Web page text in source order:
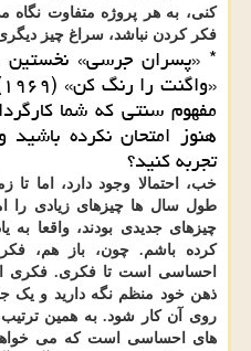
کنی، به هر پروژه متفاوت نگاه
فکر کردن نباشد، سراغ چیز
* «پسران جرسی» نخستین
مفهوم سنتی که شما
هنوز امتحان نکرده
تجربه کنید؟
خب، احتمالا وجود دارد، اما تا
طول سال ها چیزهای زیادی را
چیزهای جدیدی بودند، واقعا به
کرده باشم. چون، باز هم،
احساسی است تا فکری. فکری
ذهن خود منظم نگه دارید و یک
روی آن کار شود. به همین
های احساسی است که می